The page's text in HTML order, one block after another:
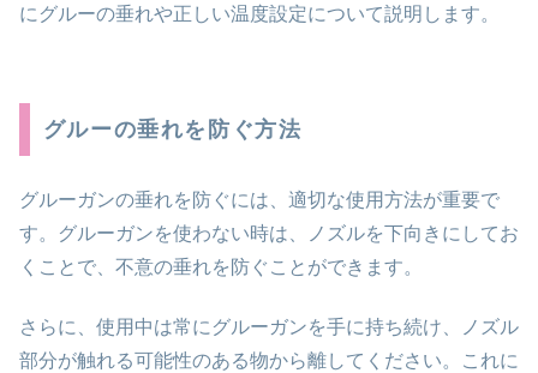
にグルーの垂れや正しい温度設定について説明します。
グルーの垂れを防ぐ方法
グルーガンの垂れを防ぐには、適切な使用方法が重要で
す。グルーガンを使わない時は、ノズルを下向きにしてお
くことで、不意の垂れを防ぐことができます。
さらに、使用中は常にグルーガンを手に持ち続け、ノズル
部分が触れる可能性のある物から離してください。これに